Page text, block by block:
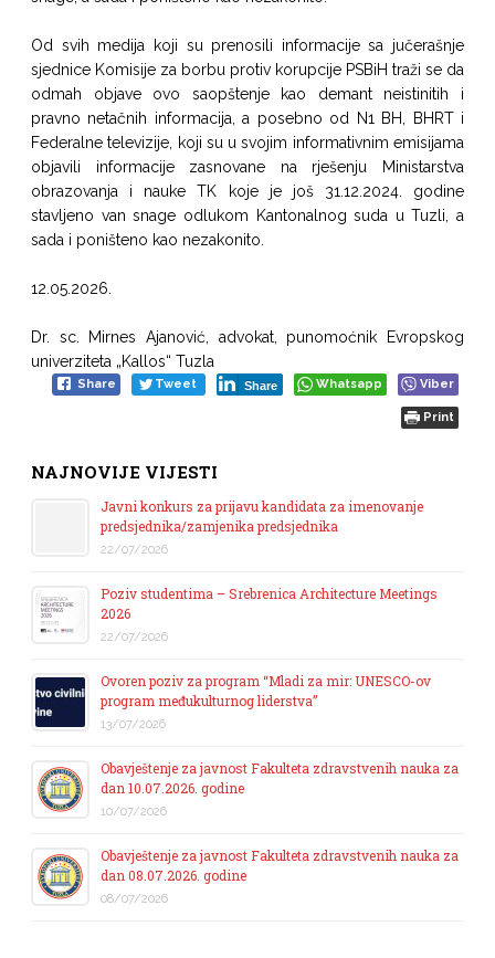
Od svih medija koji su prenosili informacije sa jučerašnje
sjednice Komisije za borbu protiv korupcije PSBiH traži se da
odmah objave ovo saopštenje kao demant neistinitih i
pravno netačnih informacija, a posebno od N1 BH, BHRT i
Federalne televizije, koji su u svojim informativnim emisijama
objavili informacije zasnovane na rješenju Ministarstva
obrazovanja i nauke TK koje je još 31.12.2024. godine
stavljeno van snage odlukom Kantonalnog suda u Tuzli, a
sada i poništeno kao nezakonito.
12.05.2026.
Dr. sc. Mirnes Ajanović, advokat, punomoćnik Evropskog
univerziteta „Kallos“ Tuzla
Share Tweet Share Whatsapp Viber
Print
NAJNOVIJE VIJESTI
Javni konkurs za prijavu kandidata za imenovanje
predsjednika/zamjenika predsjednika
22/07/2026
Poziv studentima – Srebrenica Architecture Meetings
2026
22/07/2026
Ovoren poziv za program “Mladi za mir: UNESCO-ov
program međukulturnog liderstva”
13/07/2026
Obavještenje za javnost Fakulteta zdravstvenih nauka za
dan 10.07.2026. godine
10/07/2026
Obavještenje za javnost Fakulteta zdravstvenih nauka za
dan 08.07.2026. godine
08/07/2026